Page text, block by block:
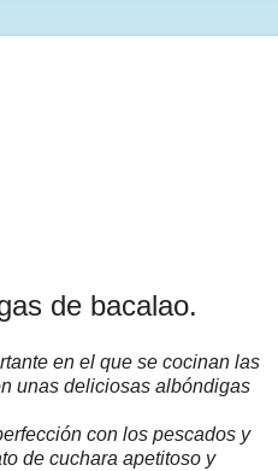
de bacalao.
en el que se cocinan las
unas deliciosas albóndigas
con los pescados y
de cuchara apetitoso y